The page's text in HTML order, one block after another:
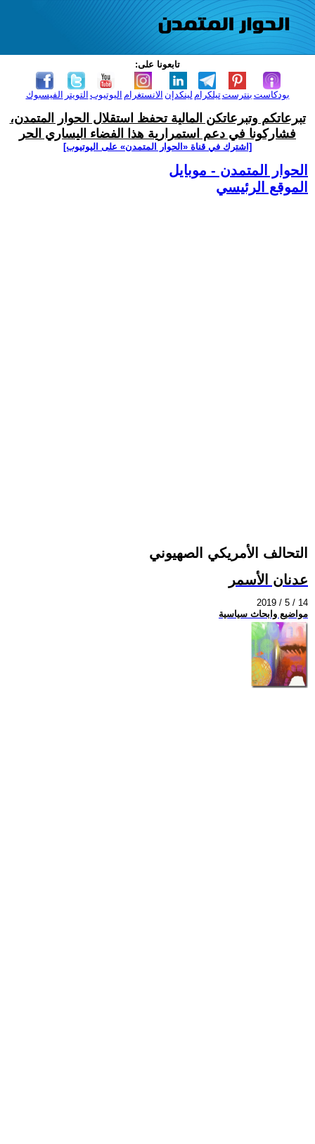
تابعونا على:
الفيسبوك التويتر اليوتيوب الانستغرام لينكدإن تيلكرامبنترست بودكاست
تبرعاتكم وتبرعاتكن المالية تحفظ استقلال الحوار المتمدن،
فشاركونا في دعم استمرارية هذا الفضاء اليساري الحر
[اشترك في قناة ‫«الحوار المتمدن» على اليوتيوب]
الحوار المتمدن - موبايل
الموقع الرئيسي
التحالف الأمريكي الصهيوني
عدنان الأسمر
2019 / 5 / 14
مواضيع وابحاث سياسية